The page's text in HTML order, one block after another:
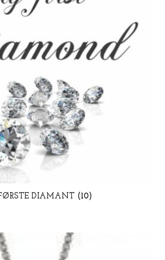
DIAMANT (10)